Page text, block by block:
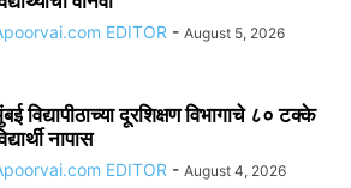
EDITOR - August 5, 2026
विद्यापीठाच्या दूरशिक्षण विभागाचे ८० टक्के
नापास
EDITOR - August 4, 2026